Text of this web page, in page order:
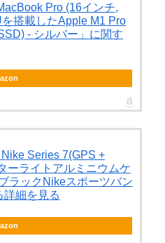
Pro (16インチ,
搭載したApple M1 Pro
- シルバー」に関す
Series 7(GPS +
ーライトアルミニウムケ
ラックNikeスポーツバン
詳細を見る